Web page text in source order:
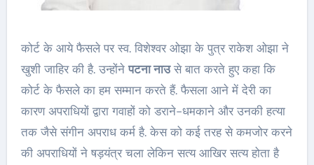
कोर्ट के आये फैसले पर स्व. विशेश्वर ओझा के पुत्र राकेश ओझा ने
खुशी जाहिर की है. उन्होंनेपटना नाउसे बात करते हुए कहा कि
कोर्ट के फैसले का हम सम्मान करते हैं. फैसला आने में देरी का
कारण अपराधियों द्वारा गवाहों को डराने-धमकाने और उनकी हत्या
तक जैसे संगीन अपराध कर्म है. केस को कई तरह से कमजोर करने
की अपराधियों ने षड़यंत्र चला लेकिन सत्य आखिर सत्य होता है